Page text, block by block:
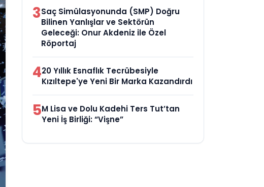
3Saç Simülasyonunda (SMP) Doğru
Bilinen Yanlışlar ve Sektörün
Geleceği: Onur Akdeniz ile Özel
Röportaj
420 Yıllık Esnaflık Tecrübesiyle
Kızıltepe'ye Yeni Bir Marka Kazandırdı
5M Lisa ve Dolu Kadehi Ters Tut’tan
Yeni İş Birliği: “Vişne”